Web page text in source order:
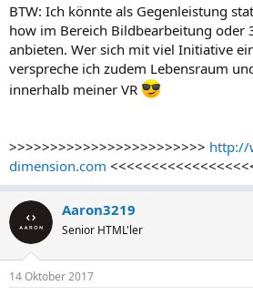
BTW: Ich könnte als Gegenleistung
how im Bereich Bildbearbeitung oder
anbieten. Wer sich mit viel Initiative
verspreche ich zudem Lebensraum
innerhalb meiner VR
>>>>>>>>>>>>>>>>>>>>>>>> http://
dimension.com
Aaron3219
Senior HTML'ler
14 Oktober 2017